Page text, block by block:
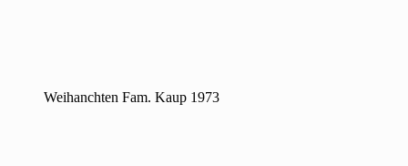
Weihanchten Fam. Kaup 1973